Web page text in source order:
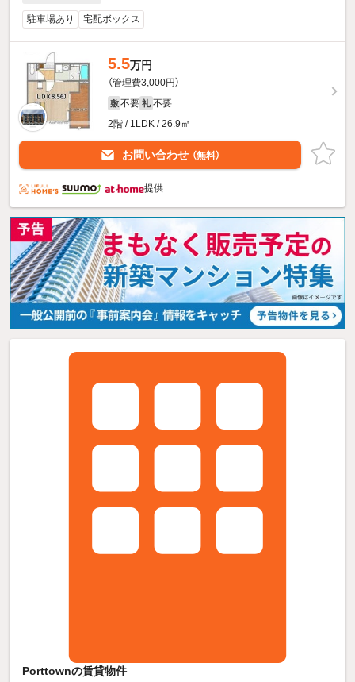
駐車場あり 宅配ボックス
5.5万円
（管理費3,000円）
敷 不要 礼 不要
2階 / 1LDK / 26.9㎡
お問い合わせ （無料）
提供
Porttownの賃貸物件